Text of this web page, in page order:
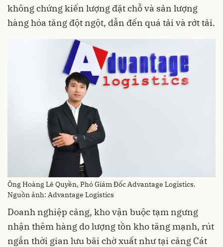
không chứng kiến lượng đặt chỗ và sản lượng
hàng hóa tăng đột ngột, dẫn đến quá tải và rớt tải.
Ông Hoàng Lê Quyền, Phó Giám Đốc Advantage Logistics.
Nguồn ảnh: Advantage Logistics
Doanh nghiệp cảng, kho vận buộc tạm ngưng
nhận thêm hàng do lượng tồn kho tăng mạnh, rút
ngắn thời gian lưu bãi chờ xuất như tại cảng Cát